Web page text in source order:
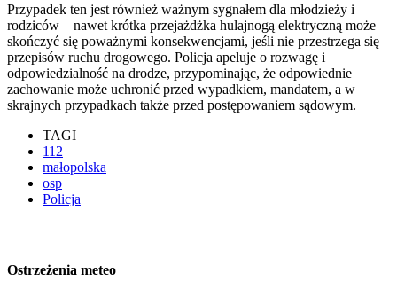
Przypadek ten jest również ważnym sygnałem dla młodzieży i
rodziców – nawet krótka przejażdżka hulajnogą elektryczną może
skończyć się poważnymi konsekwencjami, jeśli nie przestrzega się
przepisów ruchu drogowego. Policja apeluje o rozwagę i
odpowiedzialność na drodze, przypominając, że odpowiednie
zachowanie może uchronić przed wypadkiem, mandatem, a w
skrajnych przypadkach także przed postępowaniem sądowym.
TAGI
112
małopolska
osp
Policja
Ostrzeżenia meteo